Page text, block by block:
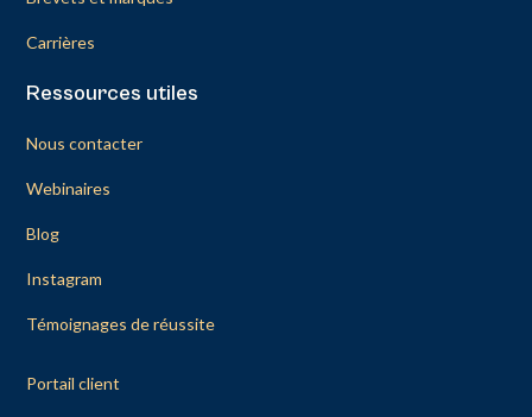
Carrières
Ressources utiles
Nous contacter
Webinaires
Blog
Instagram
Témoignages de réussite
Portail client